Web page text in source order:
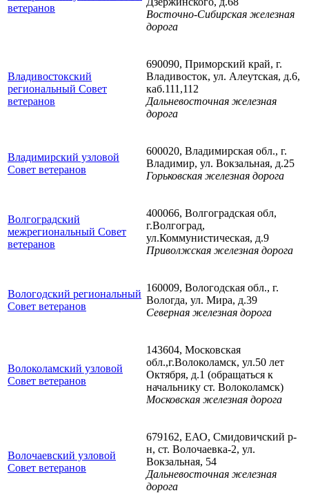
ветеранов
Восточно-Сибирская железная
дорога
Владивостокский
региональный Совет
ветеранов
690090, Приморский край, г.
Владивосток, ул. Алеутская, д.6,
каб.111,112
Дальневосточная железная
дорога
Владимирский узловой
Совет ветеранов
600020, Владимирская обл., г.
Владимир, ул. Вокзальная, д.25
Горьковская железная дорога
Волгоградский
межрегиональный Совет
ветеранов
400066, Волгоградская обл,
г.Волгоград,
ул.Коммунистическая, д.9
Приволжская железная дорога
Вологодский региональный
Совет ветеранов
160009, Вологодская обл., г.
Вологда, ул. Мира, д.39
Северная железная дорога
Волоколамский узловой
Совет ветеранов
143604, Московская
обл.,г.Волоколамск, ул.50 лет
Октября, д.1 (обращаться к
начальнику ст. Волоколамск)
Московская железная дорога
Волочаевский узловой
Совет ветеранов
679162, ЕАО, Смидовичский р-
н, ст. Волочаевка-2, ул.
Вокзальная, 54
Дальневосточная железная
дорога